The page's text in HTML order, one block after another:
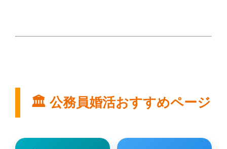
🏛 公務員婚活おすすめページ